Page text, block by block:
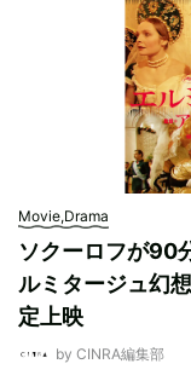
Movie,Drama
ソクーロフが90
ルミタージュ幻
定上映
by CINRA編集部